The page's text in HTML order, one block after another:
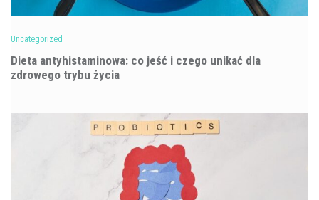
Uncategorized
Dieta antyhistaminowa: co jeść i czego unikać dla
zdrowego trybu życia